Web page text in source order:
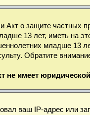
Акт о защите частных
13 лет, иметь на
младше 13
Обратите
не имеет
ваш IP-адрес или